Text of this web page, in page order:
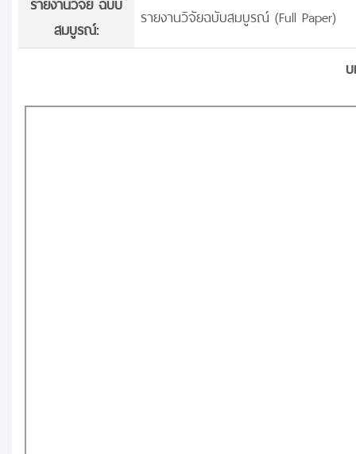
สมบูรณ์:
รายงานวิจัยฉบับสมบูรณ์ (Full Paper)